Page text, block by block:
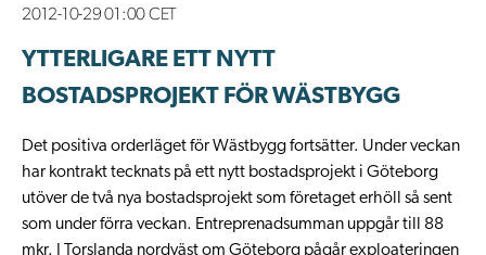
2012-10-29 01:00 CET
YTTERLIGARE ETT NYTT
BOSTADSPROJEKT FÖR WÄSTBYGG
Det positiva orderläget för Wästbygg fortsätter. Under veckan
har kontrakt tecknats på ett nytt bostadsprojekt i Göteborg
utöver de två nya bostadsprojekt som företaget erhöll så sent
som under förra veckan. Entreprenadsumman uppgår till 88
mkr. I Torslanda nordväst om Göteborg pågår exploateringen